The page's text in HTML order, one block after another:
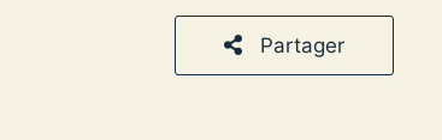
Partager